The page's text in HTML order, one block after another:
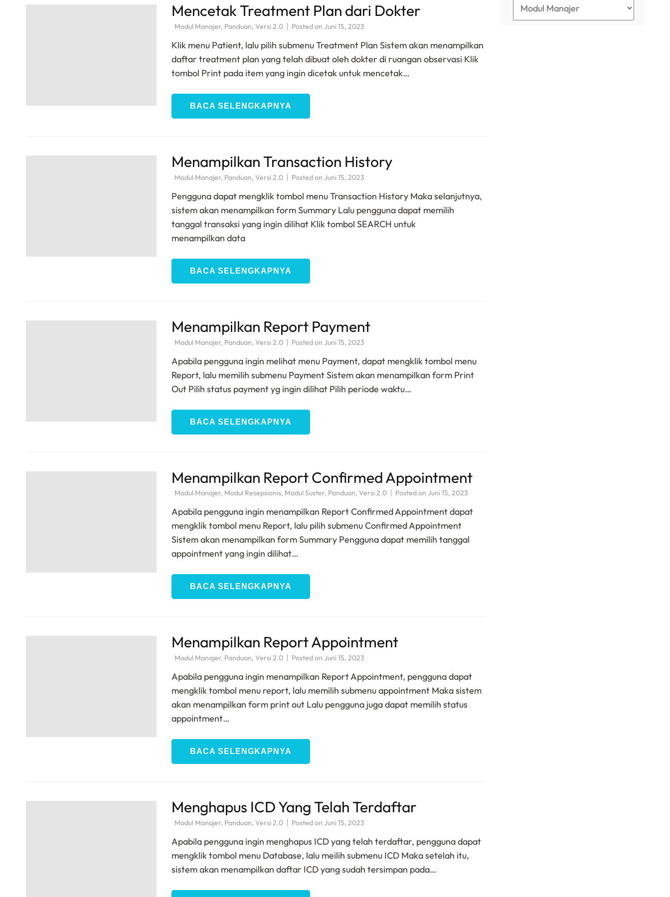
Mencetak Treatment Plan dari Dokter
Modul Manajer, Panduan, Versi 2.0 Posted on Juni 15, 2023
Klik menu Patient, lalu pilih submenu Treatment Plan Sistem akan menampilkan
daftar treatment plan yang telah dibuat oleh dokter di ruangan observasi Klik
tombol Print pada item yang ingin dicetak untuk mencetak…
BACA SELENGKAPNYA
Menampilkan Transaction History
Modul Manajer, Panduan, Versi 2.0 Posted on Juni 15, 2023
Pengguna dapat mengklik tombol menu Transaction History Maka selanjutnya,
sistem akan menampilkan form Summary Lalu pengguna dapat memilih
tanggal transaksi yang ingin dilihat Klik tombol SEARCH untuk
menampilkan data
BACA SELENGKAPNYA
Menampilkan Report Payment
Modul Manajer, Panduan, Versi 2.0 Posted on Juni 15, 2023
Apabila pengguna ingin melihat menu Payment, dapat mengklik tombol menu
Report, lalu memilih submenu Payment Sistem akan menampilkan form Print
Out Pilih status payment yg ingin dilihat Pilih periode waktu…
BACA SELENGKAPNYA
Menampilkan Report Confirmed Appointment
Modul Manajer, Modul Resepsionis, Modul Suster, Panduan, Versi 2.0 Posted on Juni 15, 2023
Apabila pengguna ingin menampilkan Report Confirmed Appointment dapat
mengklik tombol menu Report, lalu pilih submenu Confirmed Appointment
Sistem akan menampilkan form Summary Pengguna dapat memilih tanggal
appointment yang ingin dilihat…
BACA SELENGKAPNYA
Menampilkan Report Appointment
Modul Manajer, Panduan, Versi 2.0 Posted on Juni 15, 2023
Apabila pengguna ingin menampilkan Report Appointment, pengguna dapat
mengklik tombol menu report, lalu memilih submenu appointment Maka sistem
akan menampilkan form print out Lalu pengguna juga dapat memilih status
appointment…
BACA SELENGKAPNYA
Menghapus ICD Yang Telah Terdaftar
Modul Manajer, Panduan, Versi 2.0 Posted on Juni 15, 2023
Apabila pengguna ingin menghapus ICD yang telah terdaftar, pengguna dapat
mengklik tombol menu Database, lalu meilih submenu ICD Maka setelah itu,
sistem akan menampilkan daftar ICD yang sudah tersimpan pada…